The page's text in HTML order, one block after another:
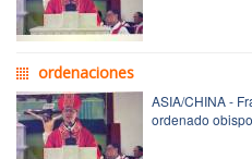
ordenaciones
ASIA/CHINA -
ordenado